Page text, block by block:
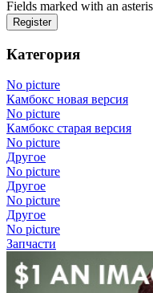
Fields marked with an
Register
Категория
No picture
Камбокс новая версия
No picture
Камбокс старая версия
No picture
Другое
No picture
Другое
No picture
Другое
No picture
Запчасти